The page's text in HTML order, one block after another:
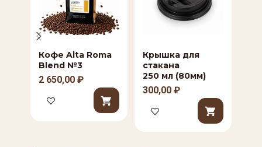
Кофе Alta Roma
Blend №3
2 650,00 ₽
Крышка для
стакана
250 мл (80мм)
300,00 ₽